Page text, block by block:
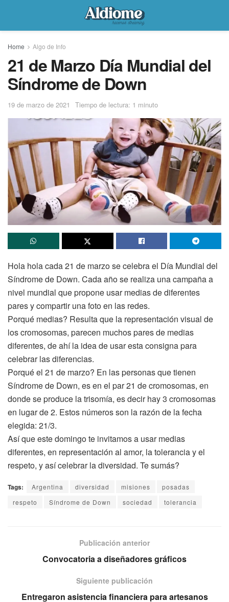
Home Algo de Info
21 de Marzo Día Mundial del
Síndrome de Down
19 de marzo de 2021 Tiempo de lectura: 1 minuto
Hola hola cada 21 de marzo se celebra el Día Mundial del
Síndrome de Down. Cada año se realiza una campaña a
nivel mundial que propone usar medias de diferentes
pares y compartir una foto en las redes.
Porqué medias? Resulta que la representación visual de
los cromosomas, parecen muchos pares de medias
diferentes, de ahí la idea de usar esta consigna para
celebrar las diferencias.
Porqué el 21 de marzo? En las personas que tienen
Síndrome de Down, es en el par 21 de cromosomas, en
donde se produce la trisomía, es decir hay 3 cromosomas
en lugar de 2. Estos números son la razón de la fecha
elegida: 21/3.
Así que este domingo te invitamos a usar medias
diferentes, en representación al amor, la tolerancia y el
respeto, y así celebrar la diversidad. Te sumás?
Tags: Argentina diversidad misiones
posadas
respeto
Síndrome de Down sociedad tolerancia
Publicación anterior
Convocatoria a diseñadores gráficos
Siguiente publicación
Entregaron asistencia financiera para artesanos